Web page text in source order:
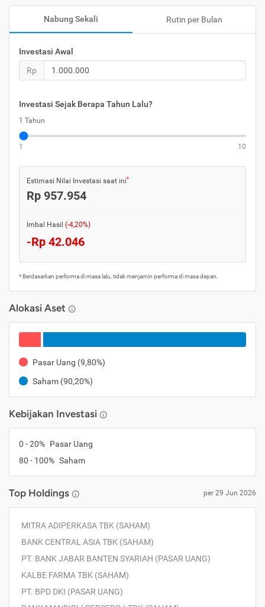
Nabung Sekali Rutin per Bulan
Investasi Awal
Rp
Investasi Sejak Berapa Tahun Lalu?
1 Tahun
1 10
Estimasi Nilai Investasi saat ini*
Rp 957.954
Imbal Hasil (-4,20%)
-Rp 42.046
* Berdasarkan performa di masa lalu, tidak menjamin performa di masa depan.
Alokasi Aset
Pasar Uang (9,80%)
Saham (90,20%)
Kebijakan Investasi
0 -20% Pasar Uang
80 - 100% Saham
Top Holdings per 29 Jun 2026
MITRA ADIPERKASA TBK (SAHAM)
BANK CENTRAL ASIA TBK (SAHAM)
PT. BANK JABAR BANTEN SYARIAH (PASAR UANG)
KALBE FARMA TBK (SAHAM)
PT. BPD DKI (PASAR UANG)